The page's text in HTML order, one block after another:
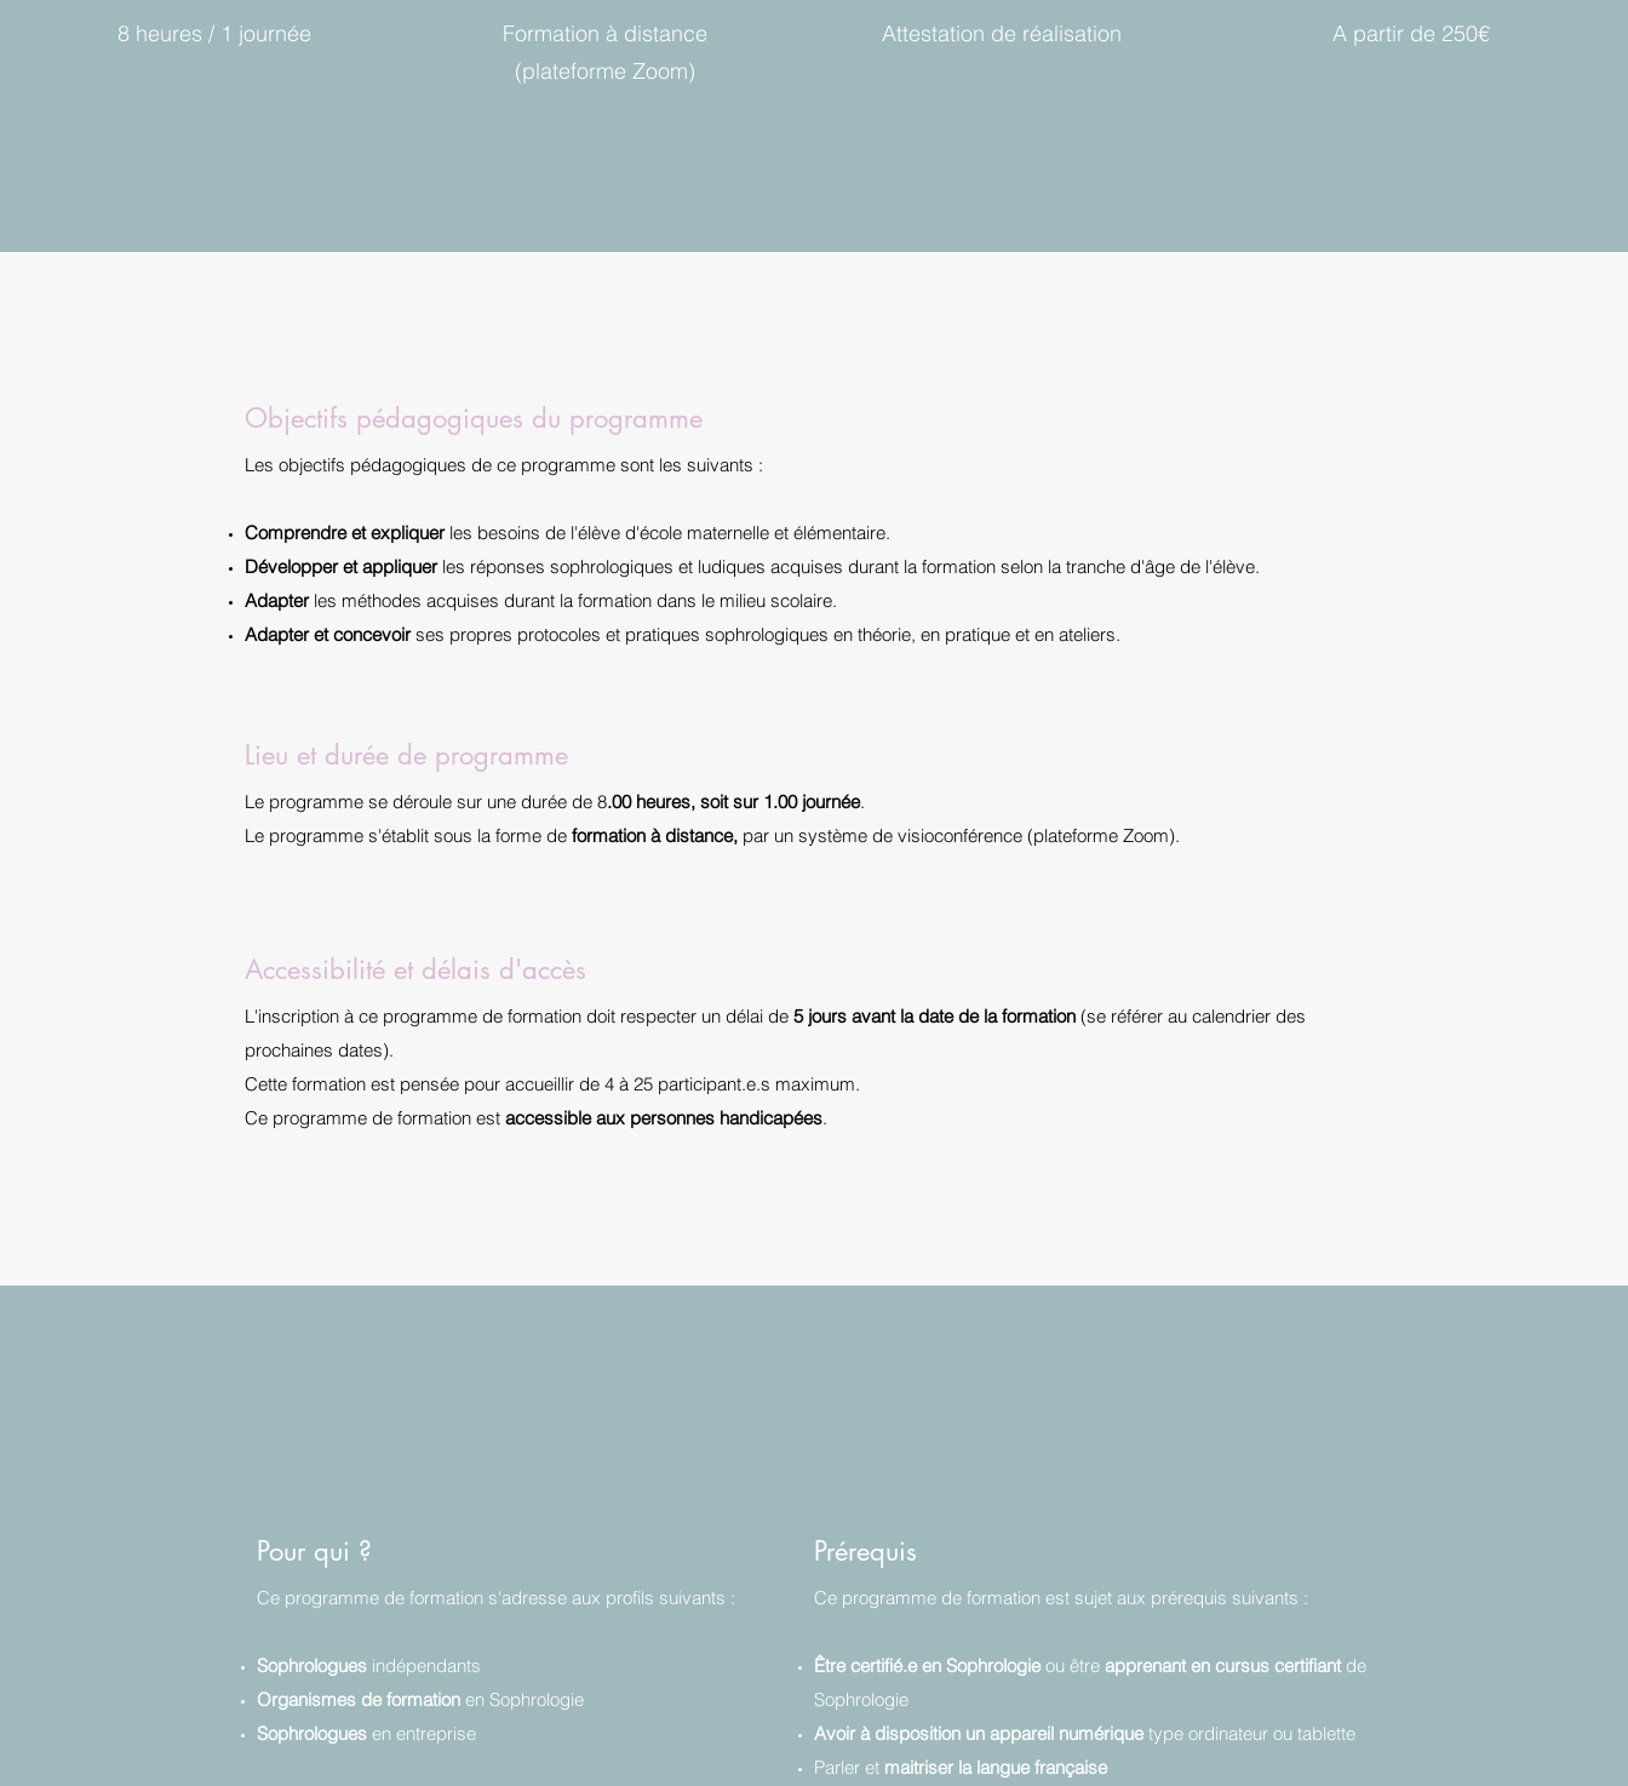
8 heures / 1 journée
Formation à distance
(plateforme Zoom)
Attestation de réalisation A partir de 250€
Objectifs pédagogiques du programme
Les objectifs pédagogiques de ce programme sont les suivants :
Comprendre et expliquerles besoins de l'élève d'école maternelle et élémentaire.
Développer et appliquerles réponses sophrologiques et ludiques acquises durant la formation selon la tranche d'âge de l'élève.
Adapter les méthodes acquises durant la formation dans le milieu scolaire.
Adapter et concevoirses propres protocoles et pratiques sophrologiques en théorie, en pratique et en ateliers.
Lieu et durée de programme
Le programme se déroule sur une durée de 8.00 heures, soit sur 1.00 journée.
Le programme s'établit sous la forme de formation à distance, par un système de visioconférence (plateforme Zoom).
Accessibilité et délais d'accès
L'inscription à ce programme de formation doit respecter un délai de 5 jours avant la date de la formation (se référer au calendrier des
prochaines dates).
Cette formation est pensée pour accueillir de 4 à 25 participant.e.s maximum.
Ce programme de formation est accessible aux personnes handicapées.
Pour qui ?
Ce programme de formation s'adresse aux profils suivants :
Sophrologues indépendants
Organismes de formation en Sophrologie
Sophrologues en entreprise
Prérequis
Ce programme de formation est sujet aux prérequis suivants :
Être certifié.e en Sophrologieou être apprenant en cursus certifiantde
Sophrologie
Avoir à disposition un appareil numériquetype ordinateur ou tablette
Parler et maitriser la langue française